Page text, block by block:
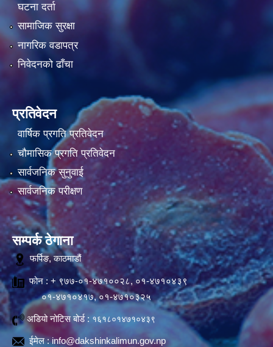
घटना दर्ता
सामाजिक सुरक्षा
नागरिक वडापत्र
निवेदनको ढाँचा
प्रतिवेदन
वार्षिक प्रगति प्रतिवेदन
चौमासिक प्रगति प्रतिवेदन
सार्वजनिक सुनुवाई
सार्वजनिक परीक्षण
सम्पर्क ठेगाना
फर्पिङ, काठमाडौं
फोन : + ९७७-०१-४७१००२८, ०१-४७१०४३९
०१-४७१०४१७, ०१-४७१०३२५
अडियो नोटिस बोर्ड : १६१८०१४७१०४३९
ईमेल :info@dakshinkalimun.gov.np